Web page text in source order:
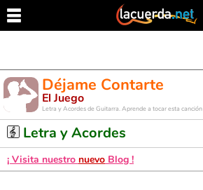
Déjame Contarte
El Juego
Letra y Acordes de Guitarra. Aprende a tocar esta canción
Letra y Acordes
¡ Visita nuestro nuevo Blog !